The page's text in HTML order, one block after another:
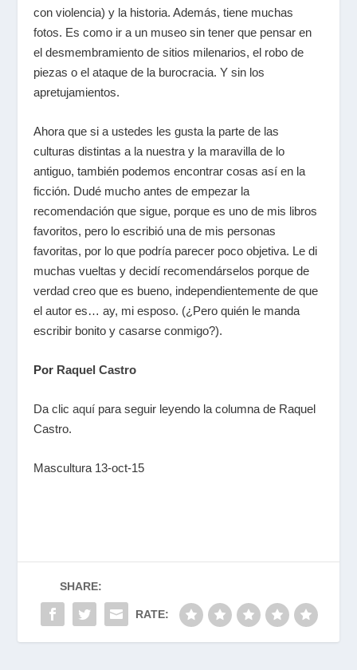
con violencia) y la historia. Además, tiene muchas
fotos. Es como ir a un museo sin tener que pensar en
el desmembramiento de sitios milenarios, el robo de
piezas o el ataque de la burocracia. Y sin los
apretujamientos.
Ahora que si a ustedes les gusta la parte de las
culturas distintas a la nuestra y la maravilla de lo
antiguo, también podemos encontrar cosas así en la
ficción. Dudé mucho antes de empezar la
recomendación que sigue, porque es uno de mis libros
favoritos, pero lo escribió una de mis personas
favoritas, por lo que podría parecer poco objetiva. Le di
muchas vueltas y decidí recomendárselos porque de
verdad creo que es bueno, independientemente de que
el autor es… ay, mi esposo. (¿Pero quién le manda
escribir bonito y casarse conmigo?).
Por Raquel Castro
Da clicaquí para seguir leyendo la columna de Raquel
Castro.
Mascultura 13-oct-15
SHARE:
RATE: